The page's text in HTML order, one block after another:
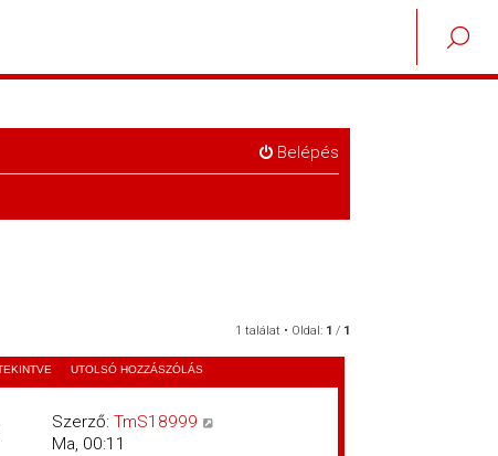
Belépés
1 találat • Oldal: 1 / 1
UTOLSÓ HOZZÁSZÓLÁS
Szerző: TmS18999
Ma, 00:11